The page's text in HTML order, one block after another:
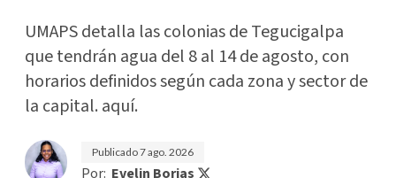
UMAPS detalla las colonias de Tegucigalpa
que tendrán agua del 8 al 14 de agosto, con
horarios definidos según cada zona y sector de
la capital. aquí.
Publicado7 ago. 2026
Por: Evelin Borjas